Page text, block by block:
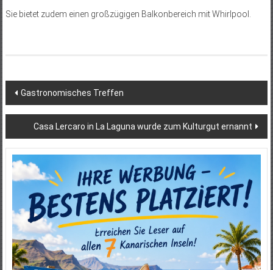
Sie bietet zudem einen großzügigen Balkonbereich mit Whirlpool.
Beitragsnavigation
Gastronomisches Treffen
Casa Lercaro in La Laguna wurde zum Kulturgut ernannt